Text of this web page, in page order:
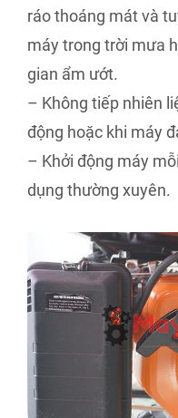
ráo thoáng mát và
máy trong trời mưa
gian ẩm ướt.
– Không tiếp nhiên
động hoặc khi máy
– Khởi động máy
dụng thường xuyên.